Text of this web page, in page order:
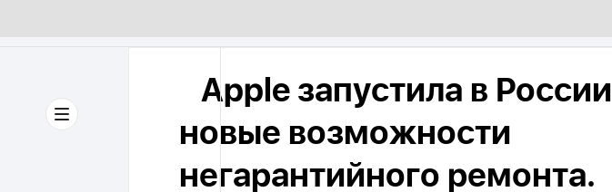
Apple запустила в России
новые возможности
негарантийного ремонта.